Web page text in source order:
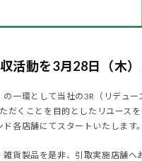
活動を3月28日（木）
一環として当社の3R（リデュ
だくことを目的としたリユース
各店舗にてスタートいたします。
貨製品を是非、引取実施店舗へ